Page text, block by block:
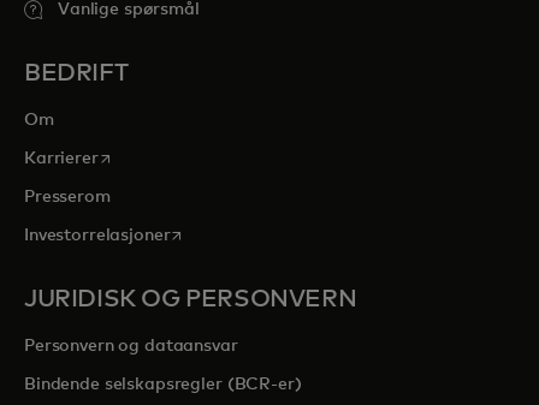
Vanlige spørsmål
BEDRIFT
Om
Karriereropens in a new tab
Presserom
Investorrelasjoneropens in a new tab
JURIDISK OG PERSONVERN
Personvern og dataansvar
Bindende selskapsregler (BCR-er)